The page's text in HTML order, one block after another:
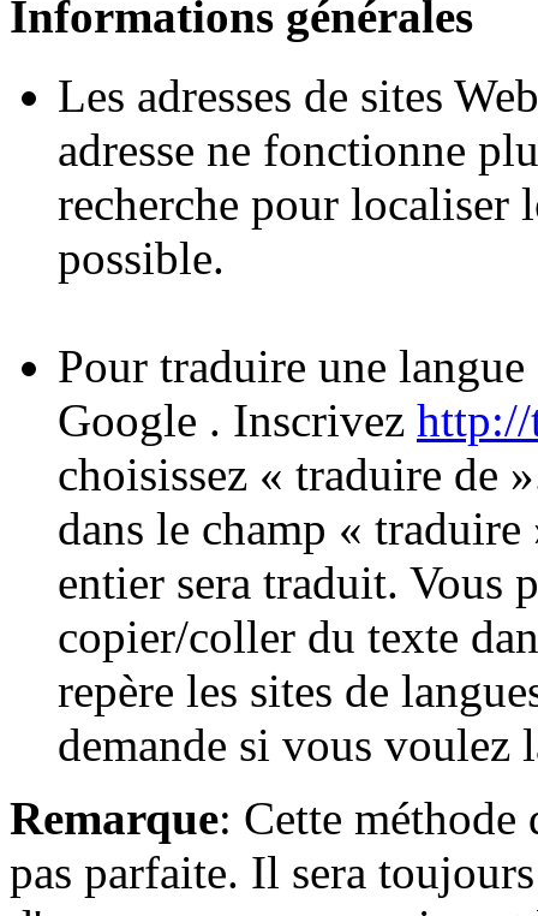
Informations générales
Les adresses de sites
adresse ne fonctionne
recherche pour localiser
possible.
Pour traduire une
Google . Inscrivez http://
choisissez « traduire de
dans le champ «
entier sera traduit. Vous
copier/coller du texte
repère les sites de
demande si vous voulez
Remarque: Cette
pas parfaite. Il sera